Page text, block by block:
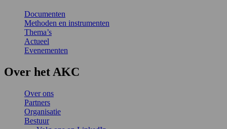
Documenten
Methoden en instrumenten
Thema’s
Actueel
Evenementen
Over het AKC
Over ons
Partners
Organisatie
Bestuur